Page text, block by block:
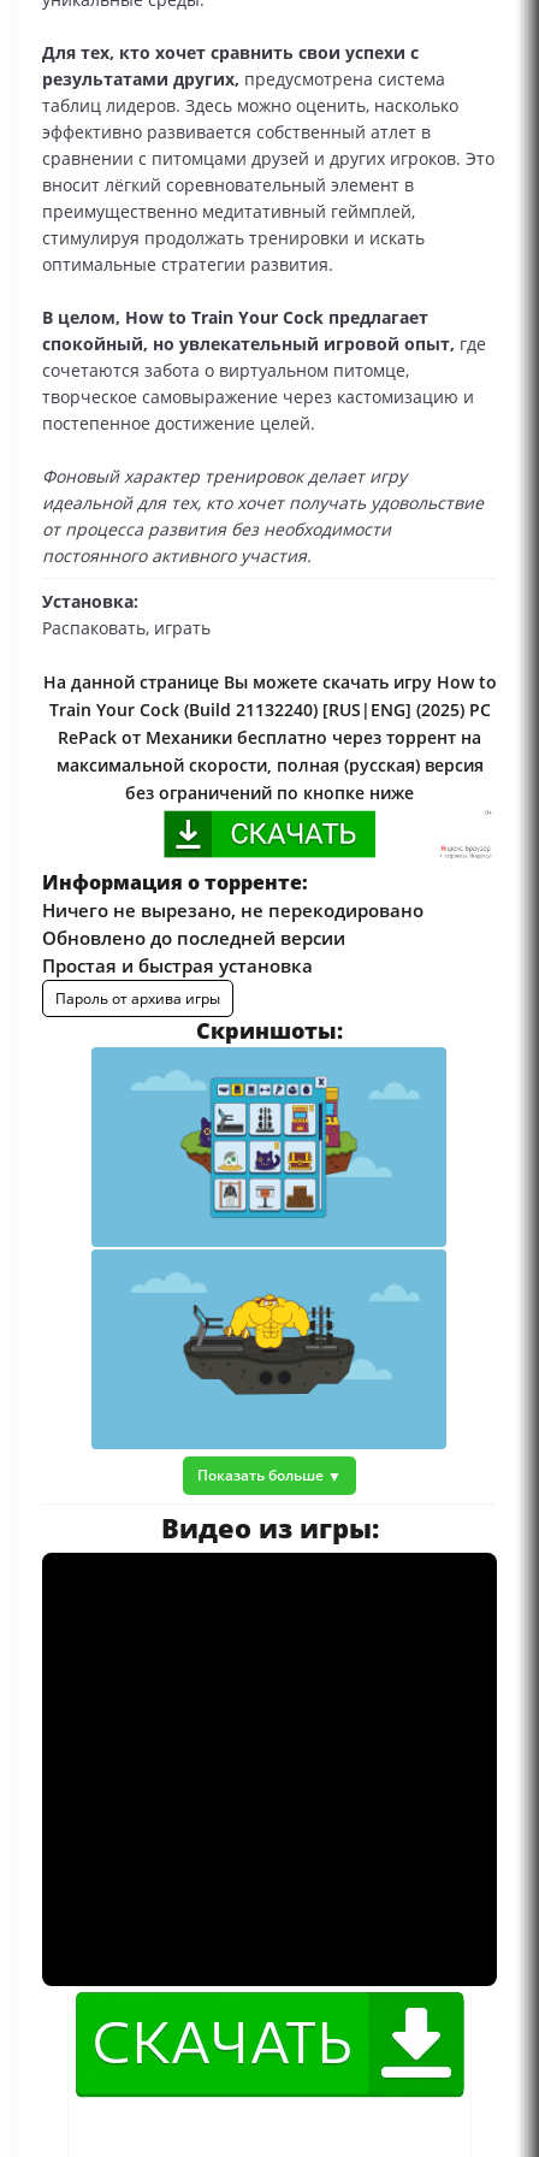
Для тех, кто хочет сравнить свои успехи с
результатами других, предусмотрена система
таблиц лидеров. Здесь можно оценить, насколько
эффективно развивается собственный атлет в
сравнении с питомцами друзей и других игроков. Это
вносит лёгкий соревновательный элемент в
преимущественно медитативный геймплей,
стимулируя продолжать тренировки и искать
оптимальные стратегии развития.
В целом, How to Train Your Cock предлагает
спокойный, но увлекательный игровой опыт, где
сочетаются забота о виртуальном питомце,
творческое самовыражение через кастомизацию и
постепенное достижение целей.
Фоновый характер тренировок делает игру
идеальной для тех, кто хочет получать удовольствие
от процесса развития без необходимости
постоянного активного участия.
Установка:
Распаковать, играть
На данной странице Вы можете скачать игру How to
Train Your Cock (Build 21132240) [RUS|ENG] (2025) PC
RePack от Механики бесплатно через торрент на
максимальной скорости, полная (русская) версия
без ограничений по кнопке ниже
Информация о торренте:
Ничего не вырезано, не перекодировано
Обновлено до последней версии
Простая и быстрая установка
Пароль от архива игры
Скриншоты:
Показать больше
Видео из игры: